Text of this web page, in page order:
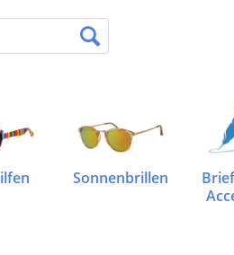
Sonnenbrillen